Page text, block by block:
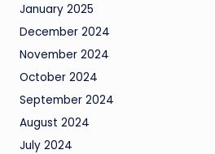
January 2025
December 2024
November 2024
October 2024
September 2024
August 2024
July 2024